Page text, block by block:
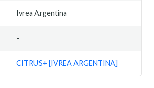
Ivrea Argentina
-
CITRUS+ [IVREA ARGENTINA]